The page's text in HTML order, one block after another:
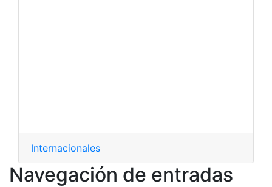
Internacionales
Navegación de entradas